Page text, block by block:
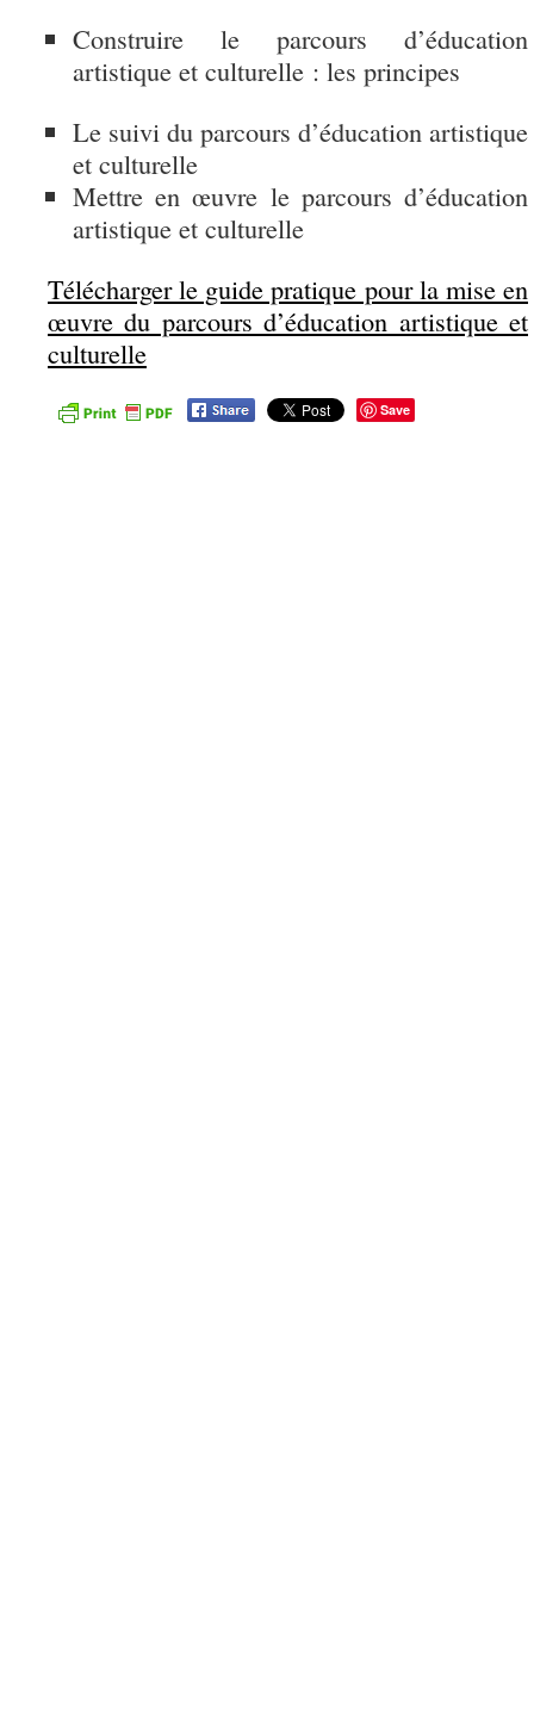
Construire le parcours d’éducation
artistique et culturelle : les principes
Le suivi du parcours d’éducation artistique
et culturelle
Mettre en œuvre le parcours d’éducation
artistique et culturelle
Télécharger le guide pratique pour la mise en
œuvre du parcours d’éducation artistique et
culturelle
Save